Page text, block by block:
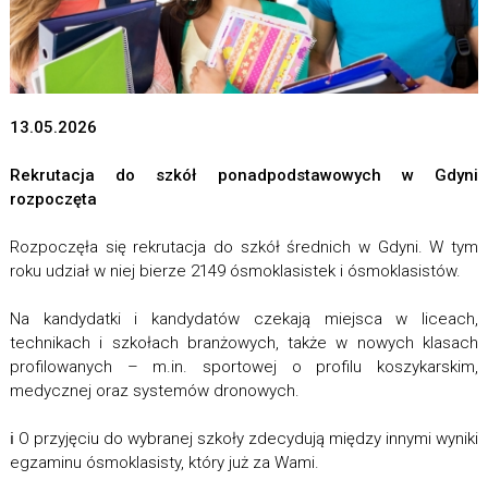
13.05.2026
Rekrutacja do szkół ponadpodstawowych w Gdyni
rozpoczęta
Rozpoczęła się rekrutacja do szkół średnich w Gdyni. W tym
roku udział w niej bierze 2149 ósmoklasistek i ósmoklasistów.
Na kandydatki i kandydatów czekają miejsca w liceach,
technikach i szkołach branżowych, także w nowych klasach
profilowanych – m.in. sportowej o profilu koszykarskim,
medycznej oraz systemów dronowych.
ℹ️ O przyjęciu do wybranej szkoły zdecydują między innymi wyniki
egzaminu ósmoklasisty, który już za Wami.